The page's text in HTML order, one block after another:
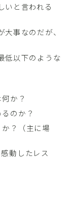
いと言われる
事なのだが、
低以下のような
か？
のか？
？（主に場
動したレス